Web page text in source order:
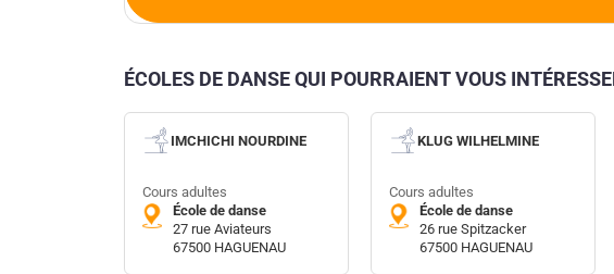
ÉCOLES DE DANSE QUI POURRAIENT VOUS
IMCHICHI NOURDINE
Cours adultes
École de danse
27 rue Aviateurs
67500 HAGUENAU
KLUG WILHELMINE
Cours adultes
École de danse
26 rue Spitzacker
67500 HAGUENAU